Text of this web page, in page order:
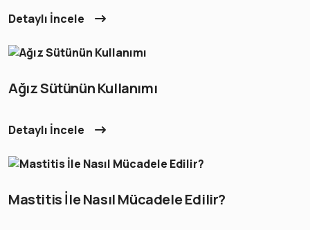
Detaylı İncele
Ağız Sütünün Kullanımı
Detaylı İncele
Mastitis İle Nasıl Mücadele Edilir?